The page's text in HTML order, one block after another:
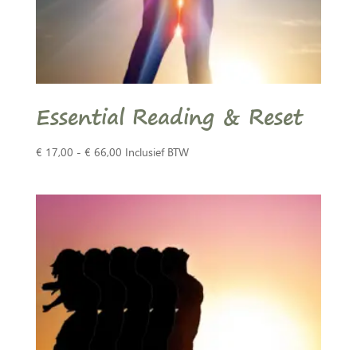
Essential Reading & Reset
€ 17,00 - € 66,00Prijsklasse:
Inclusief BTW